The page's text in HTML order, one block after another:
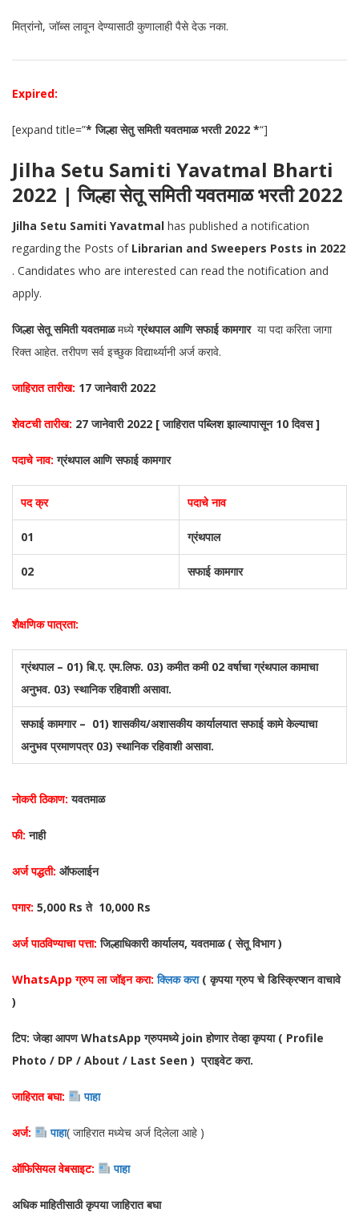
मित्रांनो, जॉब्स लावून देण्यासाठी कुणालाही पैसे देऊ नका.
Expired:
[expand title=”* जिल्हा सेतु समिती यवतमाळ भरती 2022 *“]
Jilha Setu Samiti Yavatmal Bharti
2022 | जिल्हा सेतू समिती यवतमाळ भरती 2022
Jilha Setu Samiti Yavatmal has published a notification
regarding the Posts ofLibrarian and Sweepers Posts in 2022
. Candidates who are interested can read the notification and
apply.
जिल्हा सेतू समिती यवतमाळमध्येग्रंथपाल आणि सफाई कामगार या पदा करिता जागा
रिक्त आहेत. तरीपण सर्व इच्छुक विद्यार्थ्यानी अर्ज करावे.
जाहिरात तारीख: 17 जानेवारी 2022
शेवटची तारीख: 27 जानेवारी 2022 [ जाहिरात पब्लिश झाल्यापासून 10 दिवस ]
पदाचे नाव: ग्रंथपाल आणि सफाई कामगार
पद क्र पदाचे नाव
01 ग्रंथपाल
02 सफाई कामगार
शैक्षणिक पात्रता:
ग्रंथपाल – 01) बि.ए. एम.लिफ. 03) कमीत कमी 02 वर्षाचा ग्रंथपाल कामाचा
अनुभव. 03) स्थानिक रहिवाशी असावा.
सफाई कामगार – 01) शासकीय/अशासकीय कार्यालयात सफाई कामे केल्याचा
अनुभव प्रमाणपत्र 03) स्थानिक रहिवाशी असावा.
नोकरी ठिकाण: यवतमाळ
फी: नाही
अर्ज पद्धती: ऑफलाईन
पगार: 5,000 Rs ते 10,000 Rs
अर्ज पाठविण्याचा पत्ता: जिल्हाधिकारी कार्यालय, यवतमाळ ( सेतू विभाग )
WhatsApp ग्रुप ला जॉइन करा:क्लिक करा ( कृपया ग्रुप चे डिस्क्रिप्शन वाचावे
)
टिप: जेव्हा आपण WhatsApp ग्रुपमध्ये join होणार तेव्हा कृपया ( Profile
Photo / DP / About / Last Seen ) प्राइवेट करा.
जाहिरात बघा: पाहा
अर्ज: पाहा( जाहिरात मध्येच अर्ज दिलेला आहे )
ऑफिसियल वेबसाइट: पाहा
अधिक माहितीसाठी कृपया जाहिरात बघा